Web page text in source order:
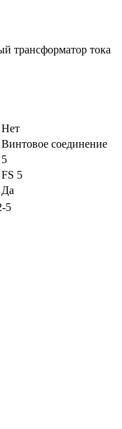
трансформатор тока
Нет
Винтовое соединение
5
FS 5
Да
5